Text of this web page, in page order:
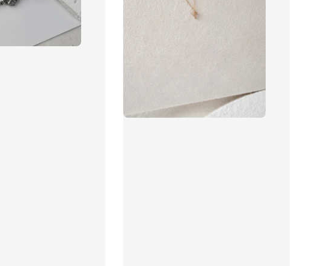
加入購物車